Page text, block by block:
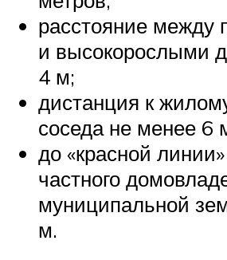
расстояние между
и высокорослыми
4 м;
дистанция к
соседа не менее 6
до «красной
частного
муниципальной
м.